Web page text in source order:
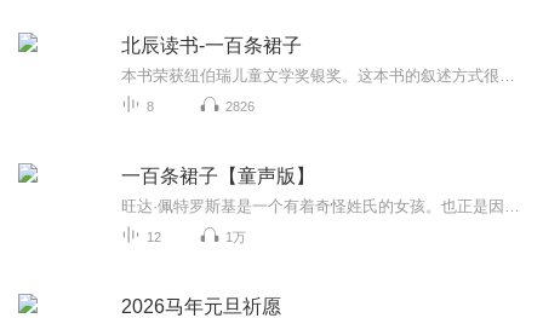
北辰读书-一百条裙子
8 2826
一百条裙子【童声版】
12 1万
2026马年元旦祈愿